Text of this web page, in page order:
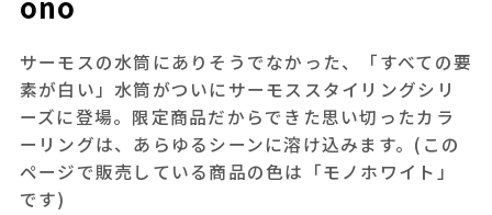
サーモスの水筒にありそうでなかった、「すべての要
素が白い」水筒がついにサーモススタイリングシリ
ーズに登場。限定商品だからできた思い切ったカラ
ーリングは、あらゆるシーンに溶け込みます。(この
ページで販売している商品の色は「モノホワイト」
です)